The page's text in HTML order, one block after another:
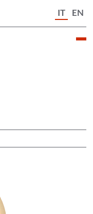
IT EN